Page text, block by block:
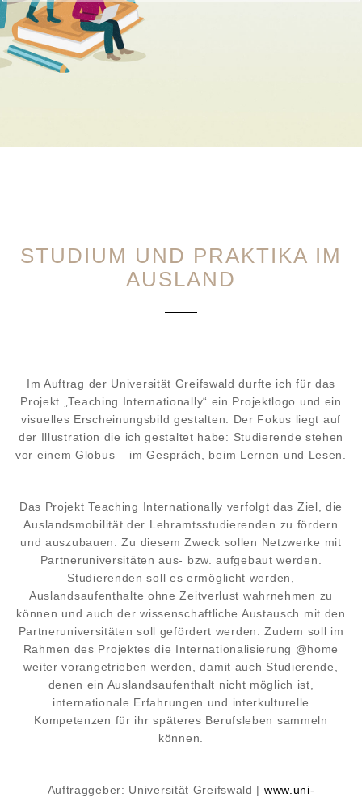
STUDIUM UND PRAKTIKA IM
AUSLAND
Im Auftrag der Universität Greifswald durfte ich für das
Projekt „Teaching Internationally“ ein Projektlogo und ein
visuelles Erscheinungsbild gestalten. Der Fokus liegt auf
der Illustration die ich gestaltet habe: Studierende stehen
vor einem Globus – im Gespräch, beim Lernen und Lesen.
Das Projekt Teaching Internationally verfolgt das Ziel, die
Auslandsmobilität der Lehramtsstudierenden zu fördern
und auszubauen. Zu diesem Zweck sollen Netzwerke mit
Partneruniversitäten aus- bzw. aufgebaut werden.
Studierenden soll es ermöglicht werden,
Auslandsaufenthalte ohne Zeitverlust wahrnehmen zu
können und auch der wissenschaftliche Austausch mit den
Partneruniversitäten soll gefördert werden. Zudem soll im
Rahmen des Projektes die Internationalisierung @home
weiter vorangetrieben werden, damit auch Studierende,
denen ein Auslandsaufenthalt nicht möglich ist,
internationale Erfahrungen und interkulturelle
Kompetenzen für ihr späteres Berufsleben sammeln
können.
Auftraggeber: Universität Greifswald | www.uni-